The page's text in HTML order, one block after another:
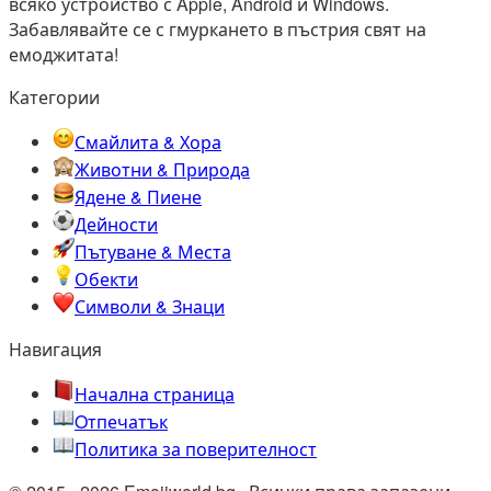
Забавлявайте се с гмуркането в пъстрия свят на
емоджитата!
Категории
Смайлита & Хора
Животни & Природа
Ядене & Пиене
Дейности
Пътуване & Места
Обекти
Символи & Знаци
Навигация
Начална страница
Oтпечатък
Политика за поверителност